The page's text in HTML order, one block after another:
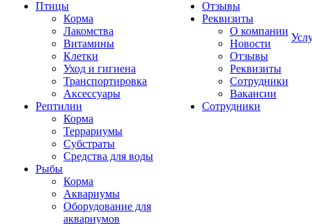
Птицы
Корма
Лакомства
Витамины
Клетки
Уход и гигиена
Транспортировка
Аксессуары
Рептилии
Корма
Террариумы
Субстраты
Средства для воды
Рыбы
Корма
Аквариумы
Оборудование для
аквариумов
Отзывы
Реквизиты
О компании
Новости
Отзывы
Реквизиты
Сотрудники
Вакансии
Сотрудники